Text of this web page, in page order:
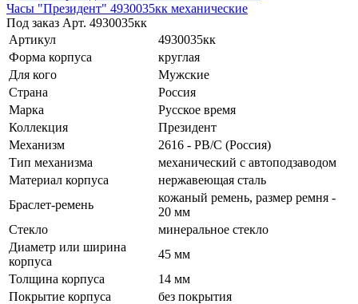
Часы "Президент" 4930035кк механические
Под заказ Арт. 4930035кк
Артикул
4930035кк
Форма корпуса
круглая
Для кого
Мужские
Страна
Россия
Марка
Русское время
Коллекция
Президент
Механизм
2616 - РВ/С (Россия)
Тип механизма
механический с автоподзаводом
Материал корпуса
нержавеющая сталь
Браслет-ремень
кожаный ремень, размер ремня -
20 мм
Стекло
минеральное стекло
Диаметр или ширина
корпуса
45 мм
Толщина корпуса
14 мм
Покрытие корпуса
без покрытия